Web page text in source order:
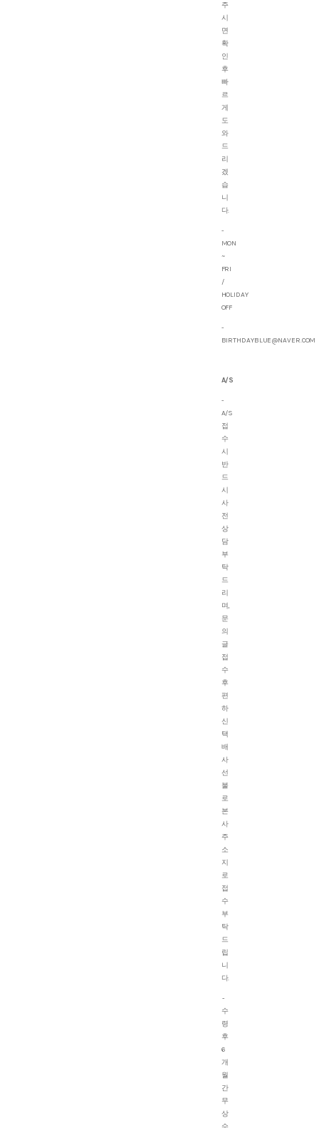
주
시
면
확
인
후
빠
르
게
도
와
드
리
겠
습
니
다.
-
MON
~
FRI
/
HOLIDAY
OFF
-
BIRTHDAYBLUE@NAVER.COM
A/S
-
A/S
접
수
시
반
드
시
사
전
상
담
부
탁
드
리
며,
문
의
글
접
수
후
편
하
신
택
배
사
선
불
로
본
사
주
소
지
로
접
수
부
탁
드
립
니
다.
-
수
령
후
6
개
월
간
무
상